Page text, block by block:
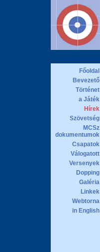
Főoldal
Bevezető
Történet
a Játék
Hírek
Szövetség
MCSz
dokumentumok
Csapatok
Válogatott
Versenyek
Dopping
Galéria
Linkek
Webtorna
in English